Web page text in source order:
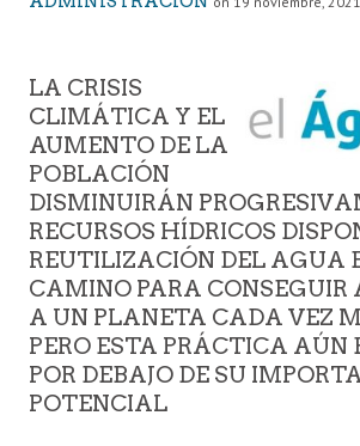
LA CRISIS
CLIMÁTICA Y EL
AUMENTO DE LA
POBLACIÓN
DISMINUIRÁN
RECURSOS HÍDRICOS
REUTILIZACIÓN DEL AGUA
CAMINO PARA CONSEGUIR
A UN PLANETA CADA VEZ
PERO ESTA PRÁCTICA AÚN
POR DEBAJO DE SU
POTENCIAL